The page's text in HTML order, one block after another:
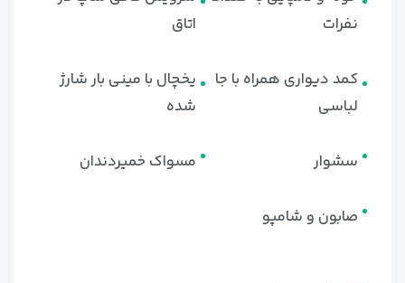
نفرات
اتاق
کمد دیواری همراه با جا
لباسی
یخچال با مینی بار شارژ
شده
سشوار مسواک خمیردندان
صابون و شامپو